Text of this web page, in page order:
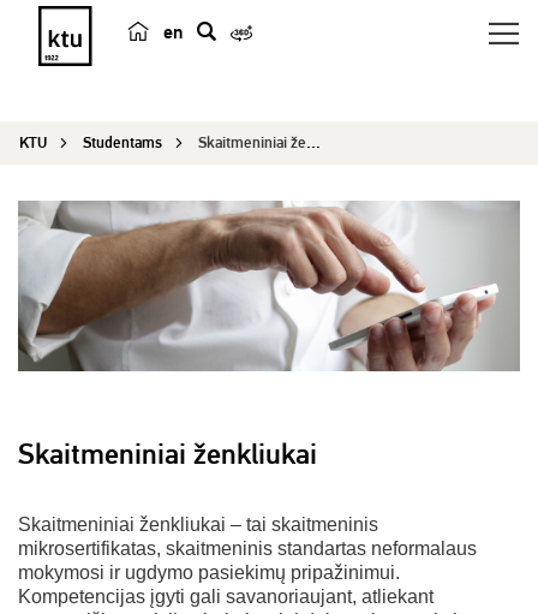
en
a
KTU Studentams Skaitmeniniai ženkliukai
Skaitmeniniai ženkliukai
Skaitmeniniai ženkliukai – tai skaitmeninis
mikrosertifikatas, skaitmeninis standartas neformalaus
mokymosi ir ugdymo pasiekimų pripažinimui.
Kompetencijas įgyti gali savanoriaujant, atliekant